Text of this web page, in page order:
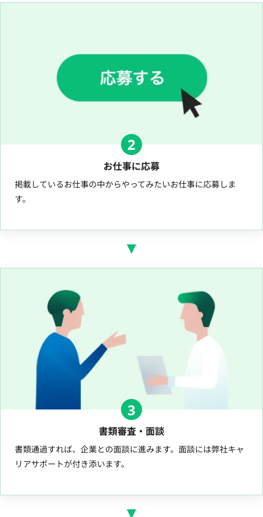
2
お仕事に応募
掲載しているお仕事の中からやってみたいお仕事に応募しま
す。
3
書類審査・面談
書類通過すれば、企業との面談に進みます。面談には弊社キャ
リアサポートが付き添います。